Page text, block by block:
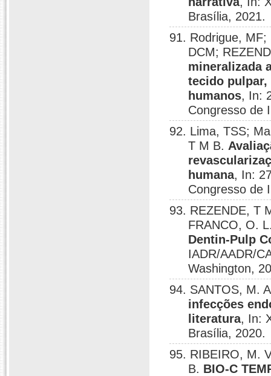
Brasília, 2021.
91. Rodrigue,
DCM;
mineralizada
tecido
humanos, In:
Congresso de
92. Lima, TSS;
T M B.
humana, In:
Congresso de
93. REZENDE, T
FRANCO, O.
Dentin-Pulp
IADR/AADR/
Washington,
94. SANTOS, M.
infecções
literatura, In:
Brasília, 2020.
95. RIBEIRO, M.
B. BIO-C